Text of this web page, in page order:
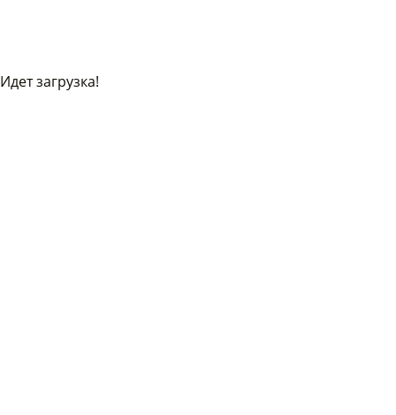
Идет загрузка!